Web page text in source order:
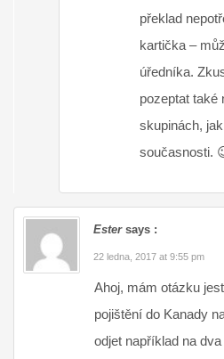
překlad
kartička –
úředníka.
pozeptat také
skupinách,
současnosti.
Estersays :
22 ledna, 2017 at 9:55 pm
Ahoj, mám otázku
pojištění do Kanady
odjet například na